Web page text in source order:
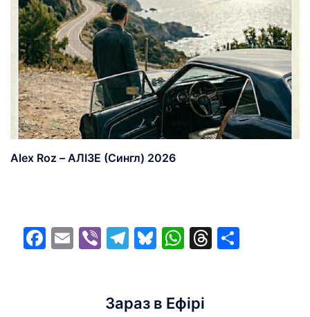
Alex Roz – АЛІЗЕ (Сингл) 2026
Facebook
EmailViberTelegram
Bluesky
WhatsApp
Threads
Зараз в Ефірі